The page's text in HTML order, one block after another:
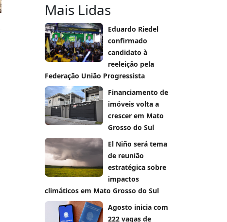
Mais Lidas
Eduardo Riedel
confirmado
candidato à
reeleição pela
Federação União Progressista
Financiamento de
imóveis volta a
crescer em Mato
Grosso do Sul
El Niño será tema
de reunião
estratégica sobre
impactos
climáticos em Mato Grosso do Sul
Agosto inicia com
222 vagas de